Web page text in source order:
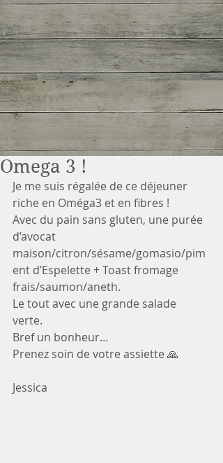
Omega 3 !
Je me suis régalée de ce déjeuner
riche en Oméga3 et en fibres !
Avec du pain sans gluten, une purée
d’avocat
maison/citron/sésame/gomasio/pim
ent d’Espelette + Toast fromage
frais/saumon/aneth.
Le tout avec une grande salade
verte.
Bref un bonheur…
Prenez soin de votre assiette 🙏
Jessica